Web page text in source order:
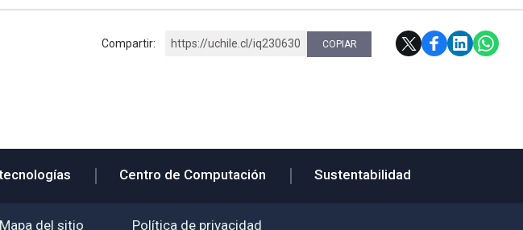
Compartir: https://uchile.cl/iq230630 COPIAR
Centro de Computación Sustentabilidad
Mapa del sitio Política de privacidad